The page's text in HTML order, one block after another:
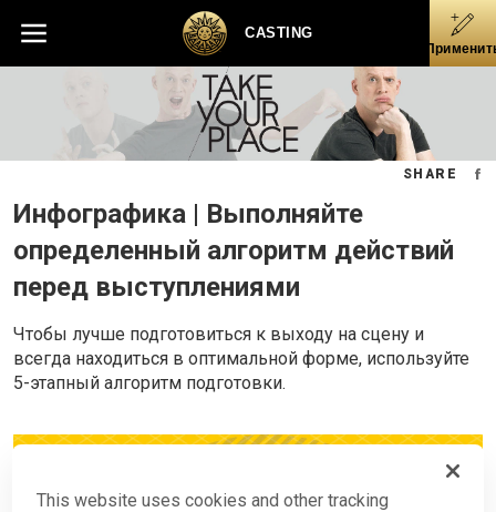
Skip to main content
Skip to footer CASTING
SHARE
Инфографика | Выполняйте
определенный алгоритм действий
перед выступлениями
Чтобы лучше подготовиться к выходу на сцену и
всегда находиться в оптимальной форме, используйте
5-этапный алгоритм подготовки.
This website uses cookies and other tracking